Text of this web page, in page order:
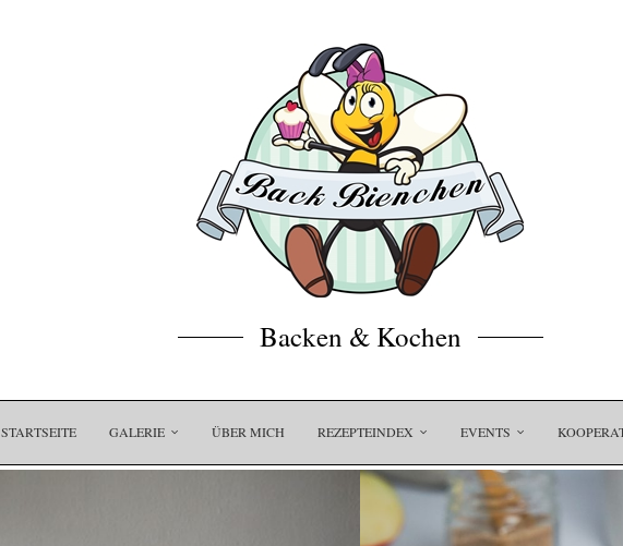
Backen & Kochen
STARTSEITE GALERIE ÜBER MICH REZEPTEINDEX EVENTS